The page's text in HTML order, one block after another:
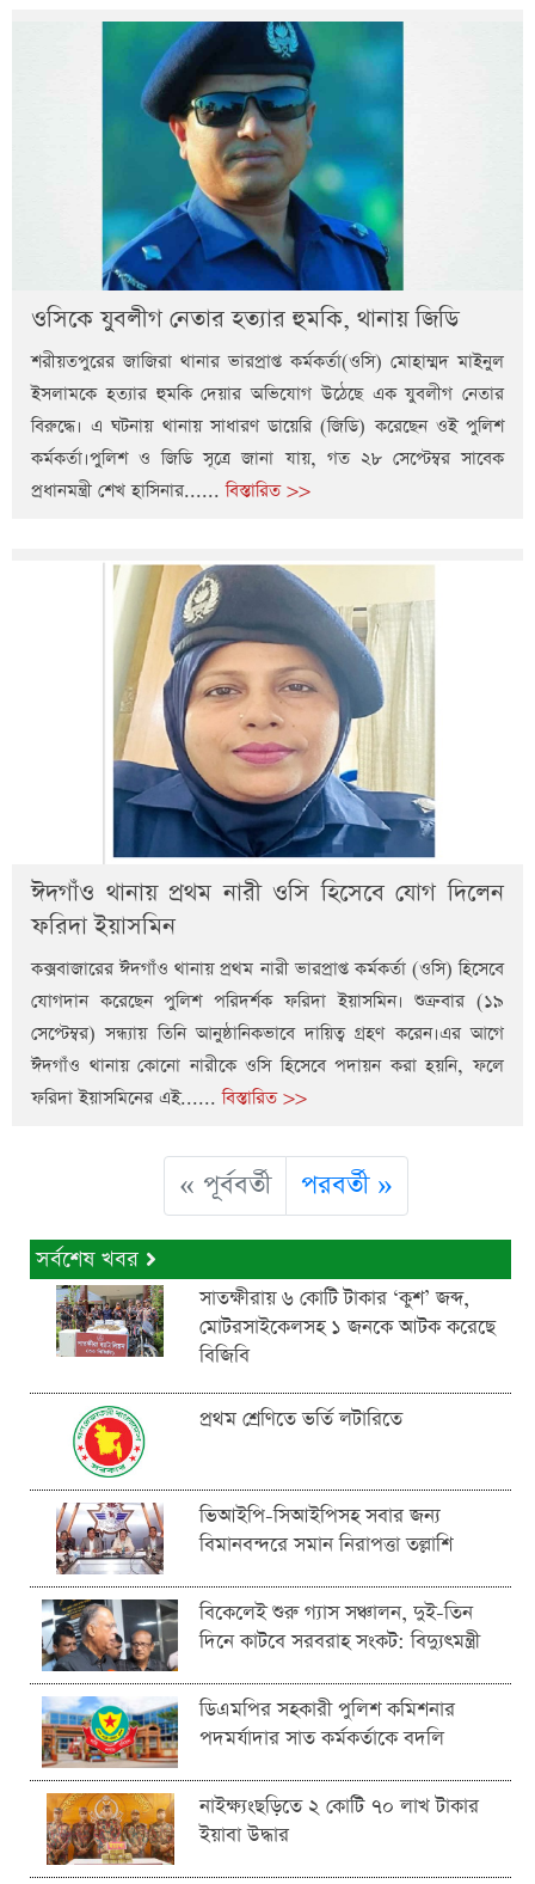
ওসিকে যুবলীগ নেতার হত্যার হুমকি, থানায় জিডি
শরীয়তপুরের জাজিরা থানার ভারপ্রাপ্ত কর্মকর্তা(ওসি) মোহাম্মদ মাইনুল
ইসলামকে হত্যার হুমকি দেয়ার অভিযোগ উঠেছে এক যুবলীগ নেতার
বিরুদ্ধে। এ ঘটনায় থানায় সাধারণ ডায়েরি (জিডি) করেছেন ওই পুলিশ
কর্মকর্তা।পুলিশ ও জিডি সূত্রে জানা যায়, গত ২৮ সেপ্টেম্বর সাবেক
প্রধানমন্ত্রী শেখ হাসিনার......বিস্তারিত >>
ঈদগাঁও থানায় প্রথম নারী ওসি হিসেবে যোগ দিলেন
ফরিদা ইয়াসমিন
কক্সবাজারের ঈদগাঁও থানায় প্রথম নারী ভারপ্রাপ্ত কর্মকর্তা (ওসি) হিসেবে
যোগদান করেছেন পুলিশ পরিদর্শক ফরিদা ইয়াসমিন। শুক্রবার (১৯
সেপ্টেম্বর) সন্ধ্যায় তিনি আনুষ্ঠানিকভাবে দায়িত্ব গ্রহণ করেন।এর আগে
ঈদগাঁও থানায় কোনো নারীকে ওসি হিসেবে পদায়ন করা হয়নি, ফলে
ফরিদা ইয়াসমিনের এই......বিস্তারিত >>
« পূর্ববর্তী পরবর্তী »
সর্বশেষ খবর
সাতক্ষীরায় ৬ কোটি টাকার ‘কুশ’ জব্দ,
মোটরসাইকেলসহ ১ জনকে আটক করেছে
বিজিবি
প্রথম শ্রেণিতে ভর্তি লটারিতে
ভিআইপি-সিআইপিসহ সবার জন্য
বিমানবন্দরে সমান নিরাপত্তা তল্লাশি
বিকেলেই শুরু গ্যাস সঞ্চালন, দুই-তিন
দিনে কাটবে সরবরাহ সংকট: বিদ্যুৎমন্ত্রী
ডিএমপির সহকারী পুলিশ কমিশনার
পদমর্যাদার সাত কর্মকর্তাকে বদলি
নাইক্ষ্যংছড়িতে ২ কোটি ৭০ লাখ টাকার
ইয়াবা উদ্ধার